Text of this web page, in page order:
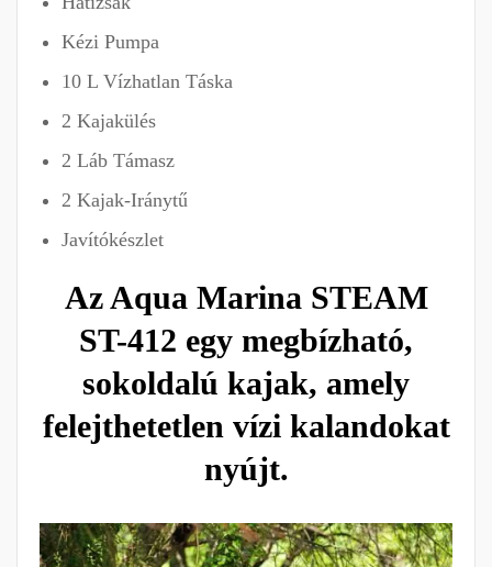
Kézi Pumpa
10 L Vízhatlan Táska
2 Kajakülés
2 Láb Támasz
2 Kajak-Iránytű
Javítókészlet
Az Aqua Marina STEAM
ST-412 egy megbízható,
sokoldalú kajak, amely
felejthetetlen vízi kalandokat
nyújt.